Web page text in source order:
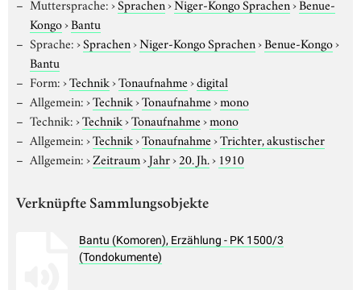
Muttersprache:›Sprachen›Niger-Kongo Sprachen›Benue-
Kongo›Bantu
Sprache:›Sprachen›Niger-Kongo Sprachen›Benue-Kongo›
Bantu
Form:›Technik›Tonaufnahme›digital
Allgemein:›Technik›Tonaufnahme›mono
Technik:›Technik›Tonaufnahme›mono
Allgemein:›Technik›Tonaufnahme›Trichter, akustischer
Allgemein:›Zeitraum›Jahr›20. Jh.› 1910
Verknüpfte Sammlungsobjekte
Bantu (Komoren), Erzählung - PK 1500/3
(Tondokumente)